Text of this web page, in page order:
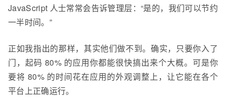
JavaScript 人士常常会告诉管理层：“是的，我们可以节约
一半时间。”
正如我指出的那样，其实他们做不到。确实，只要你入了
门，起码 80% 的应用你都能很快搞出来个大概。可是你
要将 80% 的时间花在应用的外观调整上，让它能在各个
平台上正确运行。